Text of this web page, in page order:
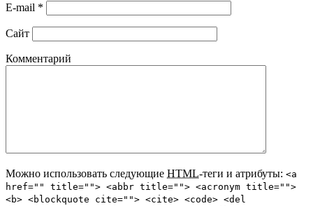
E-mail *
Сайт
Комментарий
Можно использовать следующие HTML-теги и атрибуты: <a
href="" title=""> <abbr title=""> <acronym title="">
<b> <blockquote cite=""> <cite> <code> <del